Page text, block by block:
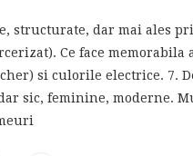
structurate, dar mai ales
Ce face
si culorile electrice. 7.
sic, feminine, moderne.